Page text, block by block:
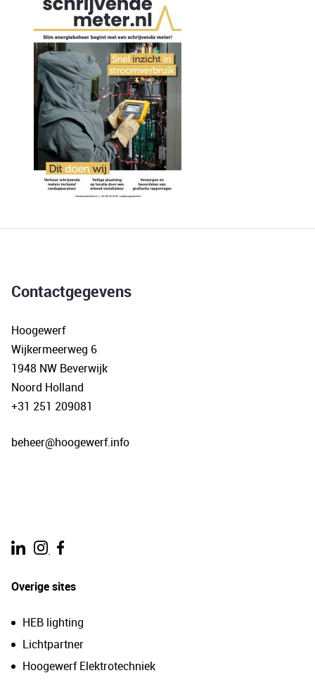
Contactgegevens
Hoogewerf
Wijkermeerweg 6
1948 NW Beverwijk
Noord Holland
+31 251 209081
beheer@hoogewerf.info
.
Overige sites
HEB lighting
Lichtpartner
Hoogewerf Elektrotechniek